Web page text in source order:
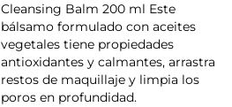
Cleansing Balm 200 ml Este
bálsamo formulado con aceites
vegetales tiene propiedades
antioxidantes y calmantes, arrastra
restos de maquillaje y limpia los
poros en profundidad.